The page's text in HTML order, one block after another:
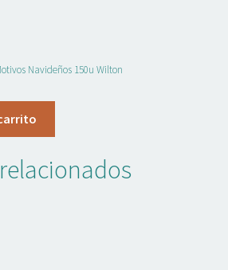
Navideños 150u Wilton